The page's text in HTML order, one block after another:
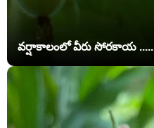
వర్షాకాలంలో వీరు సోరకాయ .....